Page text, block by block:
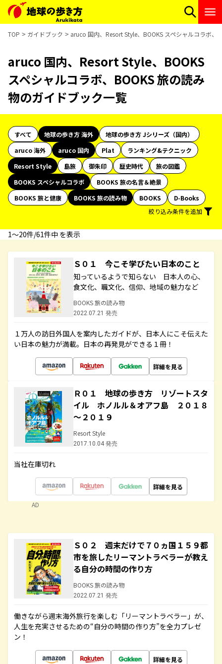
TOP ガイドブック aruco 国内、Resort Style、BOOKS スペシャルコラボ、
aruco 国内、Resort Style、BOOKS
スペシャルコラボ、BOOKS 旅の読み
物のガイドブック一覧
すべて 地球の歩き方 海外
地球の歩き方 Jシリーズ（国内）
aruco 海外
aruco 国内 Plat
ランキング&テクニック
Resort Style
島旅 御朱印 歴史時代
旅の図鑑
BOOKS スペシャルコラボ
BOOKS 旅の名言＆絶景
BOOKS 旅と健康
BOOKS 旅の読み物 BOOKS
D-Books
絞り込み条件を追加
1〜20件/61件中 を表示
Ｓ０１ 今こそ学びたい日本のこと
知っているようで知らない 日本人の心、
食文化、職文化、信仰、地域の魅力など
BOOKS 旅の読み物
2022.07.21 発売
１万人の訪日外国人を案内したガイドが、日本人にこそ伝えた
い日本の魅力が満載。日本の再発見ができる１冊！
詳細を見る
Ｒ０１ 地球の歩き方 リゾートスタ
イル ホノルル＆オアフ島 ２０１８
～２０１９
Resort Style
2017.10.04 発売
当社在庫切れ
詳細を見る
AD
Ｓ０２ 週末だけで７０ヵ国１５９都
市を旅したリーマントラベラーが教え
る自分の時間の作り方
BOOKS 旅の読み物
2022.07.21 発売
働きながら週末海外旅行を楽しむ「リーマントラベラー」が、
人生を充実させるための“自分の時間の作り方”を全力プレゼ
ン！
詳細を見る